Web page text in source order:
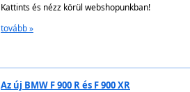
Kattints és nézz körül webshopunkban!
tovább »
Az új BMW F 900 R és F 900 XR